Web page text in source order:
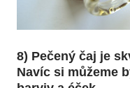
8) Pečený čaj je
Navíc si můžeme